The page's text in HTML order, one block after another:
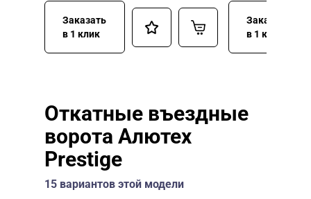
Заказать
в 1 клик
Заказать
в 1 клик
Откатные въездные
ворота Алютех
Prestige
15 вариантов этой модели